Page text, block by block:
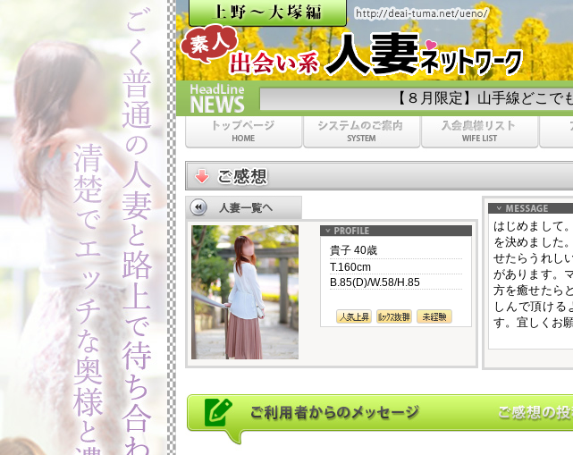
【８月限定】山手線どこでも交通費無
貴子 40歳
T.160cm
B.85(D)/W.58/H.85
はじめまして
を決めました
せたらうれし
があります。
方を癒せたら
しんで頂ける
す。宜しくお